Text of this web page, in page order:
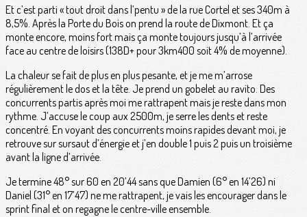
Et c’est parti « tout droit dans l’pentu » de la rue Cortel et ses 340m à
8,5%. Après la Porte du Bois on prend la route de Dixmont. Et ça
monte encore, moins fort mais ça monte toujours jusqu’à l’arrivée
face au centre de loisirs (138D+ pour 3km400 soit 4% de moyenne).
La chaleur se fait de plus en plus pesante, et je me m’arrose
régulièrement le dos et la tête. Je prend un gobelet au ravito. Des
concurrents partis après moi me rattrapent mais je reste dans mon
rythme. J’accuse le coup aux 2500m, je serre les dents et reste
concentré. En voyant des concurrents moins rapides devant moi, je
retrouve sur sursaut d’énergie et j’en double 1 puis 2 puis un troisième
avant la ligne d’arrivée.
Je termine 48° sur 60 en 20’44 sans que Damien (6° en 14’26) ni
Daniel (31° en 17’47) ne me rattrapent, je vais les encourager dans le
sprint final et on regagne le centre-ville ensemble.